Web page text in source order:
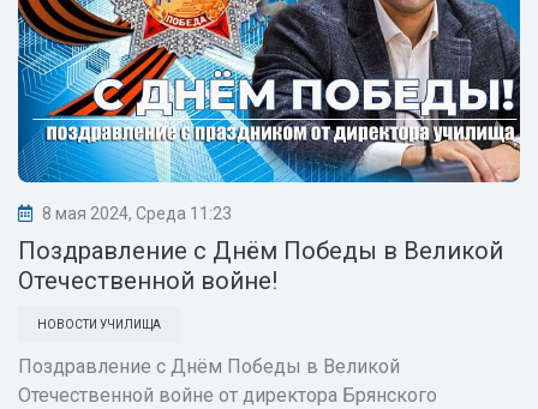
8 мая 2024, Среда 11:23
Поздравление с Днём Победы в Великой
Отечественной войне!
НОВОСТИ УЧИЛИЩА
Поздравление с Днём Победы в Великой
Отечественной войне от директора Брянского